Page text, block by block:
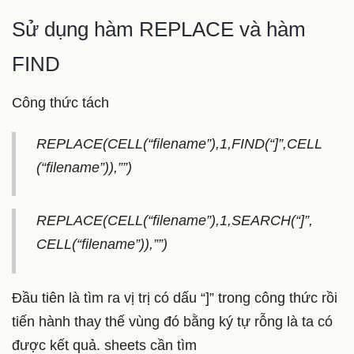
Sử dụng hàm REPLACE và hàm
FIND
Công thức tách
REPLACE(CELL(“filename”),1,FIND(“]”,CELL
(“filename”)),””)
REPLACE(CELL(“filename”),1,SEARCH(“]”,
CELL(“filename”)),””)
Đầu tiên là tìm ra vị trị có dấu “]” trong công thức rồi
tiến hành thay thế vùng đó bằng ký tự rỗng là ta có
được kết quả. sheets cần tìm